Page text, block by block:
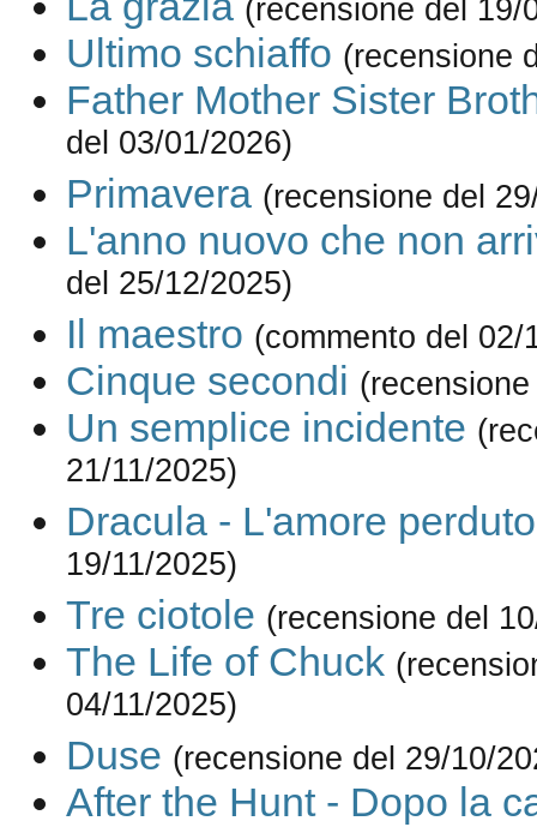
(recensione del 19/
Ultimo schiaffo (recensione
Father Mother Sister
del 03/01/2026)
Primavera (recensione del
L'anno nuovo che non
del 25/12/2025)
Il maestro (commento del 02/
Cinque secondi
Un semplice incidente
21/11/2025)
Dracula - L'amore perduto
19/11/2025)
Tre ciotole (recensione del
The Life of Chuck
04/11/2025)
Duse (recensione del 29/10/
After the Hunt - Dopo la